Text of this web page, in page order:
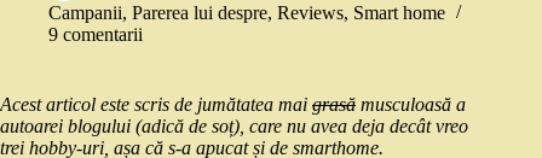
Campanii, Parerea lui despre, Reviews, Smart home
9 comentarii
Acest articol este scris de jumătatea mai grasă musculoasă a
autoarei blogului (adică de soț), care nu avea deja decât vreo
trei hobby-uri, așa că s-a apucat și de smarthome.